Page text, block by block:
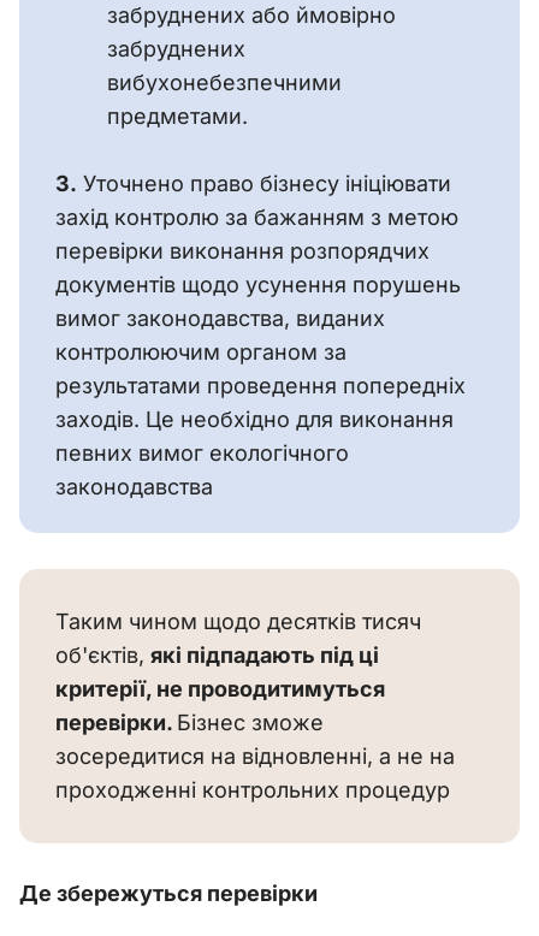
забруднених або ймовірно
забруднених
вибухонебезпечними
предметами.
3. Уточнено право бізнесу ініціювати
захід контролю за бажанням з метою
перевірки виконання розпорядчих
документів щодо усунення порушень
вимог законодавства, виданих
контролюючим органом за
результатами проведення попередніх
заходів. Це необхідно для виконання
певних вимог екологічного
законодавства
Таким чином щодо десятків тисяч
об'єктів, які підпадають під ці
критерії, не проводитимуться
перевірки. Бізнес зможе
зосередитися на відновленні, а не на
проходженні контрольних процедур
Де збережуться перевірки